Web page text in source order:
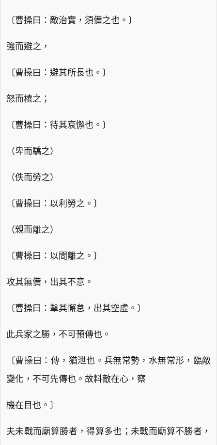
〔曹操曰：敵治實，須備之也。〕
強而避之，
〔曹操曰：避其所長也。〕
怒而橈之；
〔曹操曰：待其衰懈也。〕
（卑而驕之）
（佚而勞之）
〔曹操曰：以利勞之。〕
（親而離之）
〔曹操曰：以間離之。〕
攻其無備，出其不意。
〔曹操曰：擊其懈怠，出其空虛。〕
此兵家之勝，不可預傳也。
〔曹操曰：傳，猶泄也。兵無常勢，水無常形，臨敵
變化，不可先傳也。故料敵在心，察
機在目也。〕
夫未戰而廟算勝者，得算多也；未戰而廟算不勝者，